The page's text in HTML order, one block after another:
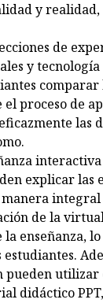
y realidad,
de
y
proceso de
las
interactiva
explicar las
de la
enseñanza,
pueden utilizar
didáctico